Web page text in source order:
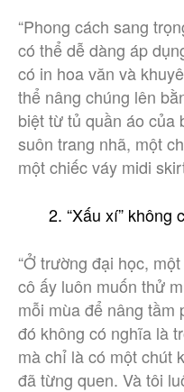
“Phong cách sang
có thể dễ dàng áp
có in hoa văn và
thể nâng chúng lên
biệt từ tủ quần áo của
suôn trang nhã, một
một chiếc váy midi
“Xấu xí” không
“Ở trường đại học,
cô ấy luôn muốn thử
mỗi mùa để nâng tầm
đó không có nghĩa là
mà chỉ là có một chút
đã từng quen. Và tôi